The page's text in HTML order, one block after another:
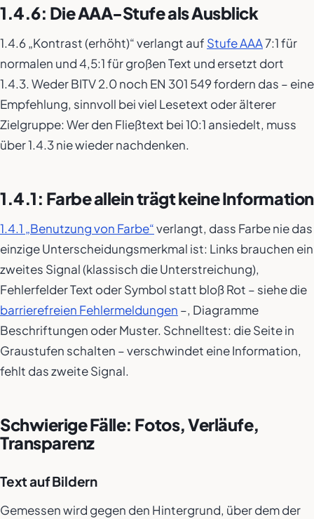
1.4.6: Die AAA-Stufe als Ausblick
1.4.6 „Kontrast (erhöht)“ verlangt auf Stufe AAA7:1 für
normalen und 4,5:1 für großen Text und ersetzt dort
1.4.3. Weder BITV 2.0 noch EN 301 549 fordern das – eine
Empfehlung, sinnvoll bei viel Lesetext oder älterer
Zielgruppe: Wer den Fließtext bei 10:1 ansiedelt, muss
über 1.4.3 nie wieder nachdenken.
1.4.1: Farbe allein trägt keine Information
1.4.1 „Benutzung von Farbe“verlangt, dass Farbe nie das
einzige Unterscheidungsmerkmal ist: Links brauchen ein
zweites Signal (klassisch die Unterstreichung),
Fehlerfelder Text oder Symbol statt bloß Rot – siehe die
barrierefreien Fehlermeldungen –, Diagramme
Beschriftungen oder Muster. Schnelltest: die Seite in
Graustufen schalten – verschwindet eine Information,
fehlt das zweite Signal.
Schwierige Fälle: Fotos, Verläufe,
Transparenz
Text auf Bildern
Gemessen wird gegen den Hintergrund, über dem der